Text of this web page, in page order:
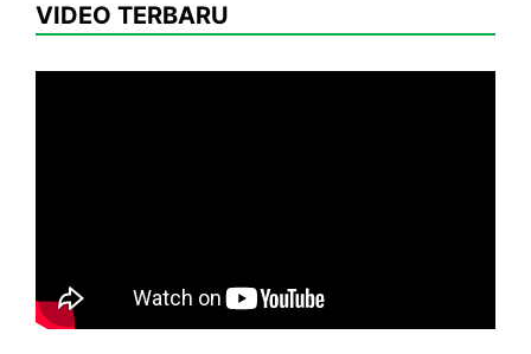
VIDEO TERBARU